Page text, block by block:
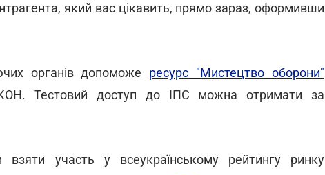
який вас цікавить, прямо зараз, оформивши
органів допоможе ресурс "Мистецтво оборони"
Тестовий доступ до ІПС можна отримати за
участь у всеукраїнському рейтингу ринку